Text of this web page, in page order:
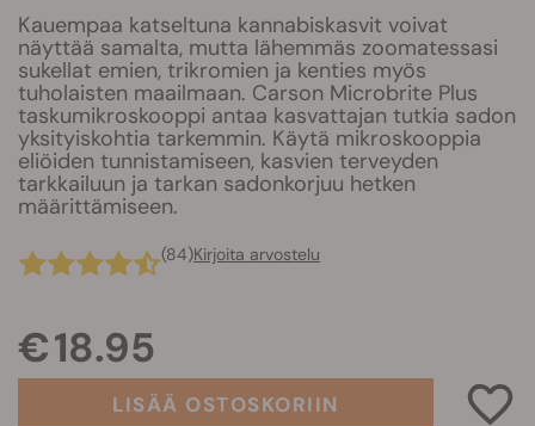
Kauempaa katseltuna kannabiskasvit voivat
näyttää samalta, mutta lähemmäs zoomatessasi
sukellat emien, trikromien ja kenties myös
tuholaisten maailmaan. Carson Microbrite Plus
taskumikroskooppi antaa kasvattajan tutkia sadon
yksityiskohtia tarkemmin. Käytä mikroskooppia
eliöiden tunnistamiseen, kasvien terveyden
tarkkailuun ja tarkan sadonkorjuu hetken
määrittämiseen.
(84)Kirjoita arvostelu
€ 18.95
LISÄÄ OSTOSKORIIN